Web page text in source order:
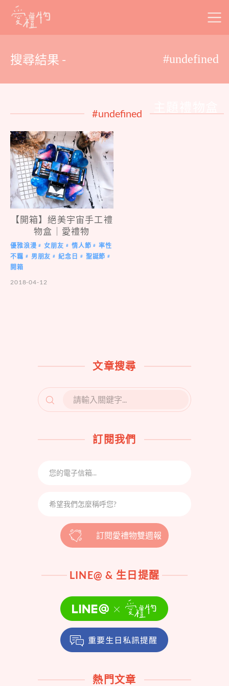
Skip
搜尋結果 - #undefined
#undefined
【開箱】絕美宇宙手工禮
物盒｜愛禮物
優雅浪漫 # 女朋友 # 情人節 #
率性
不羈 # 男朋友 # 紀念日 # 聖誕節 #
開箱
2018-04-12
文章搜尋
SEARCH
FOR:
訂閱我們
訂閱愛禮物雙週報
LINE@ & 生日提醒
熱門文章